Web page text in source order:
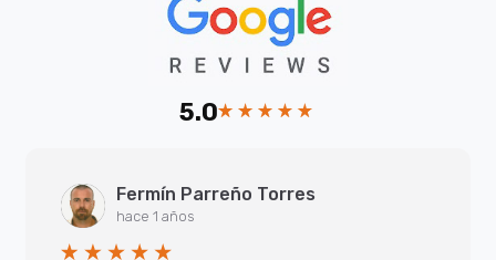
5.0
Fermín Parreño Torres
hace 1 años